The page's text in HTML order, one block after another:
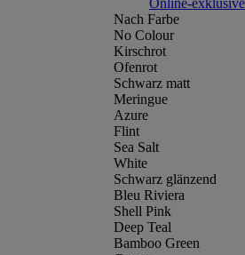
Online-
Nach Farbe
No Colour
Kirschrot
Ofenrot
Schwarz matt
Meringue
Azure
Flint
Sea Salt
White
Schwarz glänzend
Bleu Riviera
Shell Pink
Deep Teal
Bamboo Green